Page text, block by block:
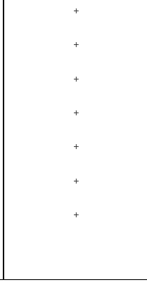
+
+
+
+
+
+
+